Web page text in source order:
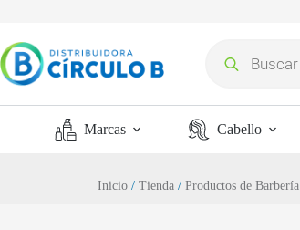
Marcas Cabello
Inicio /Tienda /Productos de Barbería